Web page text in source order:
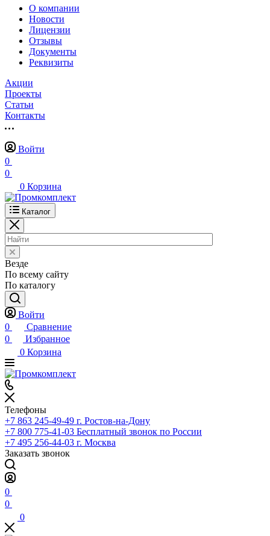
О компании
Новости
Лицензии
Отзывы
Документы
Реквизиты
Акции
Проекты
Статьи
Контакты
Войти
0
0
0 Корзина
Каталог
Везде
По всему сайту
По каталогу
Войти
0
Сравнение
0
Избранное
0 Корзина
Телефоны
+7 863 245-49-49 г. Ростов-на-Дону
+7 800 775-41-03 Бесплатный звонок по России
+7 495 256-44-03 г. Москва
Заказать звонок
0
0
0